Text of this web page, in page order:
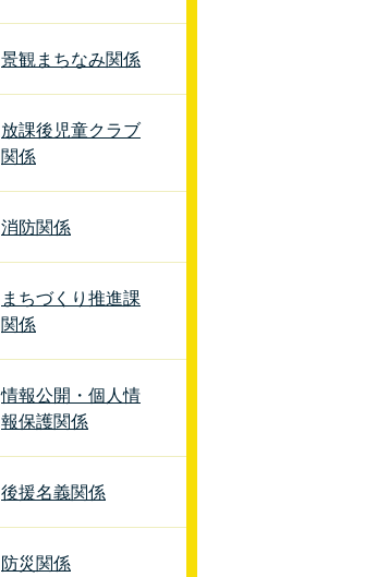
景観まちなみ関係
放課後児童クラブ
関係
消防関係
まちづくり推進課
関係
情報公開・個人情
報保護関係
後援名義関係
防災関係